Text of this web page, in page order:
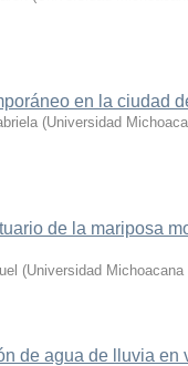
en la ciudad
(Universidad
de la mariposa
(Universidad
de agua de lluvia en